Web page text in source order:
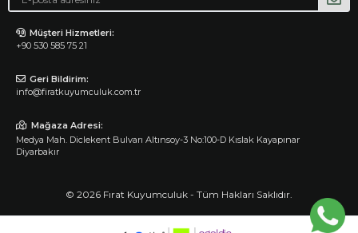
Müşteri Hizmetleri:
+90 530 585 75 21
Geri Bildirim:
info@firatkuyumculuk.com.tr
Mağaza Adresi:
Medya Mah. Diclekent Bulvarı Altınsoy-3 No:100-D Kıslak Kayapınar
Diyarbakır
© 2026 Fırat Kuyumculuk - Tüm Hakları Saklıdır.